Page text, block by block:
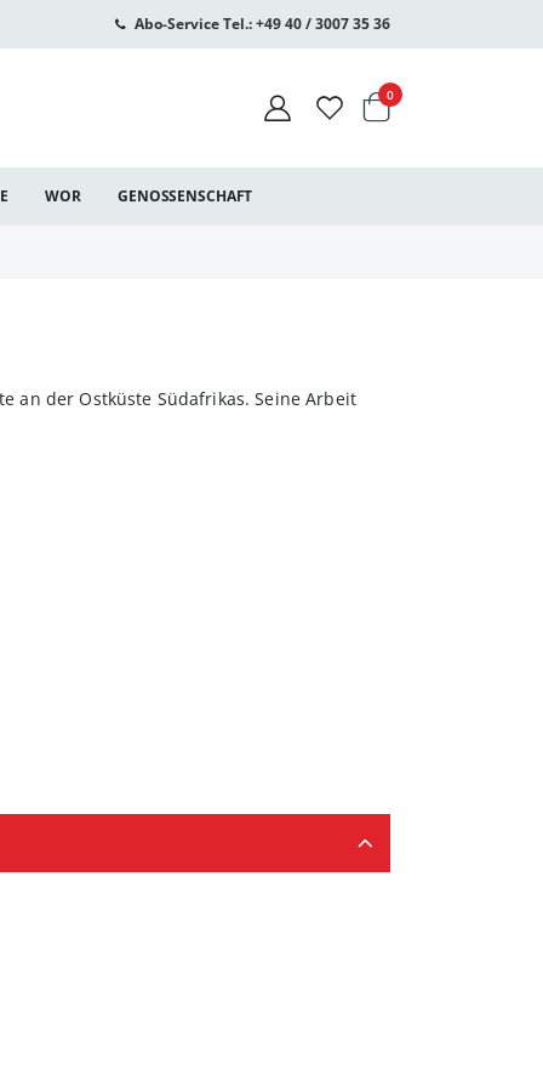
Abo-Service Tel.: +49 40 / 3007 35 36
Warenkorb
0Artikel
WOR GENOSSENSCHAFT
an der Ostküste Südafrikas. Seine Arbeit